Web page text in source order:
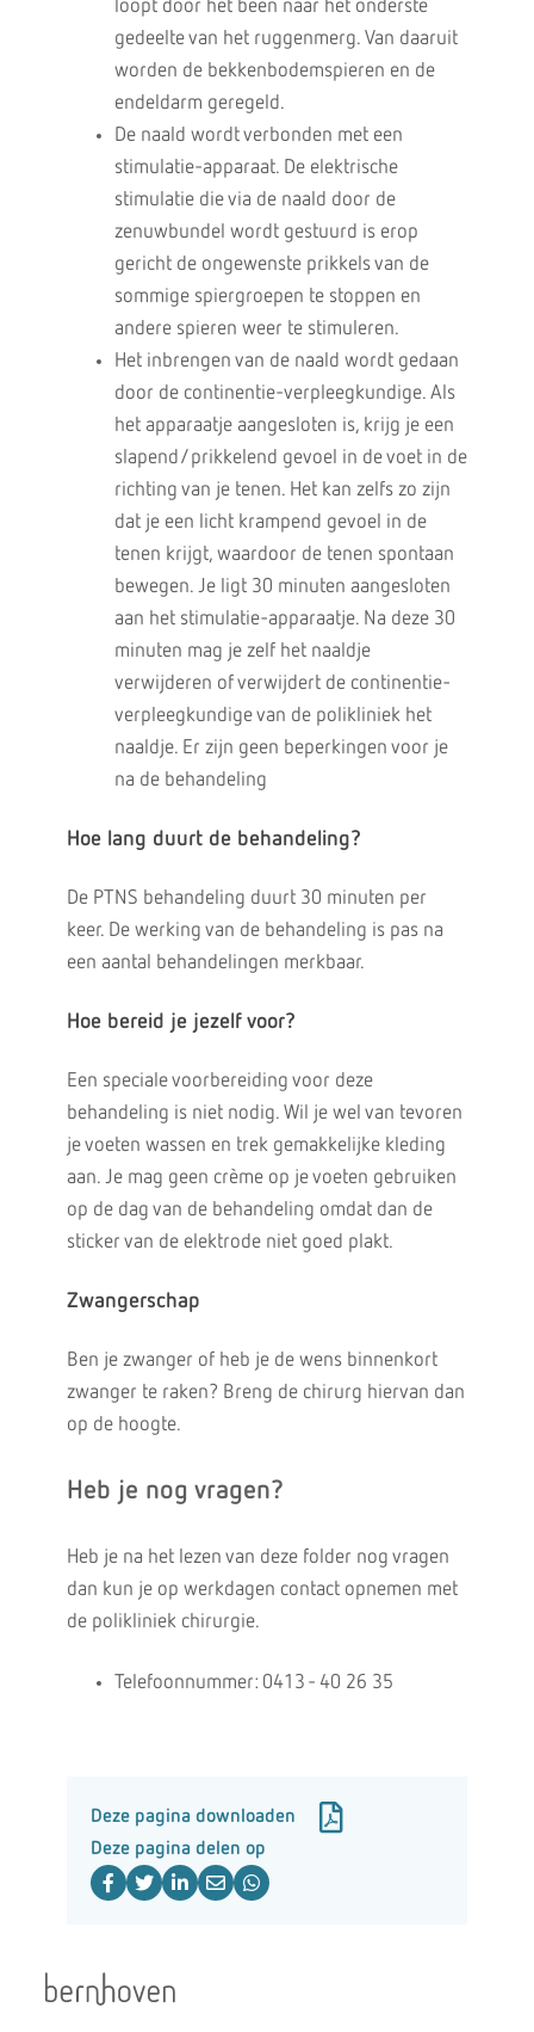
loopt door het been naar het onderste
gedeelte van het ruggenmerg. Van daaruit
worden de bekkenbodemspieren en de
endeldarm geregeld.
De naald wordt verbonden met een
stimulatie-apparaat. De elektrische
stimulatie die via de naald door de
zenuwbundel wordt gestuurd is erop
gericht de ongewenste prikkels van de
sommige spiergroepen te stoppen en
andere spieren weer te stimuleren.
Het inbrengen van de naald wordt gedaan
door de continentie-verpleegkundige. Als
het apparaatje aangesloten is, krijg je een
slapend/prikkelend gevoel in de voet in de
richting van je tenen. Het kan zelfs zo zijn
dat je een licht krampend gevoel in de
tenen krijgt, waardoor de tenen spontaan
bewegen. Je ligt 30 minuten aangesloten
aan het stimulatie-apparaatje. Na deze 30
minuten mag je zelf het naaldje
verwijderen of verwijdert de continentie-
verpleegkundige van de polikliniek het
naaldje. Er zijn geen beperkingen voor je
na de behandeling
Hoe lang duurt de behandeling?
De PTNS behandeling duurt 30 minuten per
keer. De werking van de behandeling is pas na
een aantal behandelingen merkbaar.
Hoe bereid je jezelf voor?
Een speciale voorbereiding voor deze
behandeling is niet nodig. Wil je wel van tevoren
je voeten wassen en trek gemakkelijke kleding
aan. Je mag geen crème op je voeten gebruiken
op de dag van de behandeling omdat dan de
sticker van de elektrode niet goed plakt.
Zwangerschap
Ben je zwanger of heb je de wens binnenkort
zwanger te raken? Breng de chirurg hiervan dan
op de hoogte.
Heb je nog vragen?
Heb je na het lezen van deze folder nog vragen
dan kun je op werkdagen contact opnemen met
de polikliniek chirurgie.
Telefoonnummer: 0413 - 40 26 35
Deze pagina downloaden
Deze pagina delen op